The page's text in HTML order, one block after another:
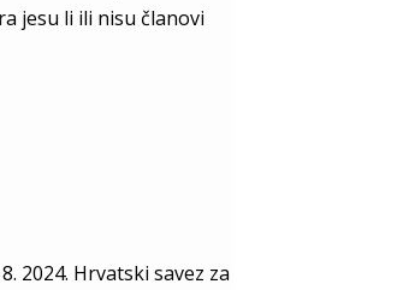
jesu li ili nisu članovi
2024. Hrvatski savez za